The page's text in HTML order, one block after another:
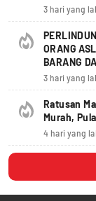
3 hari yang
ORANG
BARANG
3 hari yang
Ratusan
Murah,
4 hari yang